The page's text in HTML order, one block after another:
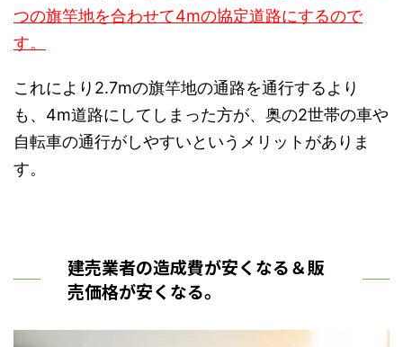
つの旗竿地を合わせて4mの協定道路にするので
す。
これにより2.7mの旗竿地の通路を通行するより
も、4m道路にしてしまった方が、奥の2世帯の車や
自転車の通行がしやすいというメリットがありま
す。
建売業者の造成費が安くなる＆販
売価格が安くなる。